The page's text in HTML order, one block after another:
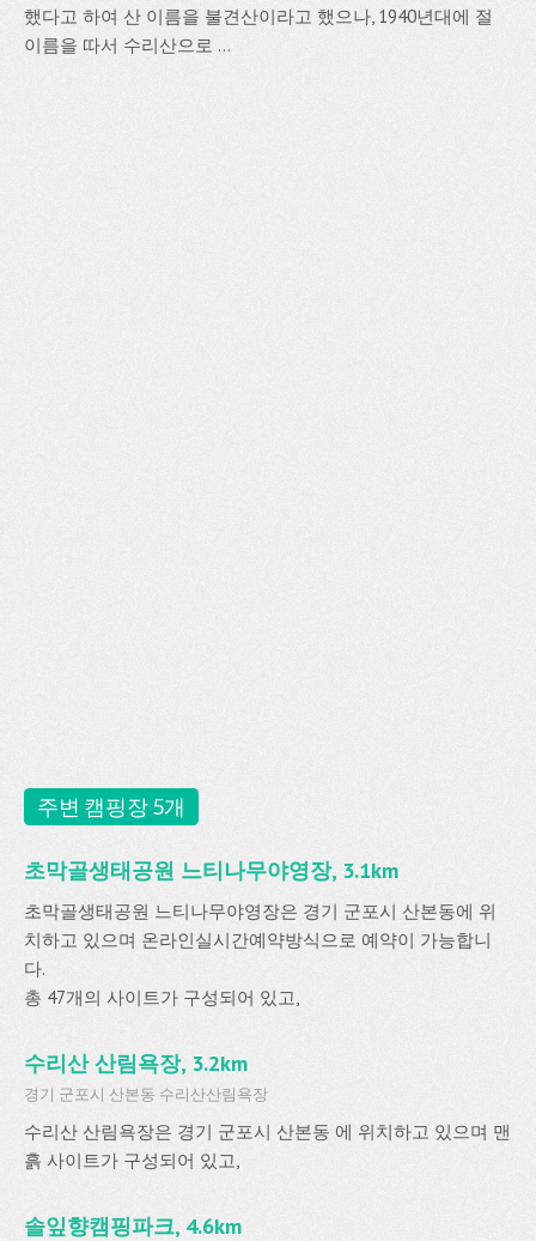
했다고 하여 산 이름을 불견산이라고 했으나, 1940년대에 절
이름을 따서 수리산으로 ...
주변 캠핑장 5개
초막골생태공원 느티나무야영장, 3.1km
초막골생태공원 느티나무야영장은 경기 군포시 산본동에 위
치하고 있으며 온라인실시간예약방식으로 예약이 가능합니
다.
총 47개의 사이트가 구성되어 있고,
수리산 산림욕장, 3.2km
경기 군포시 산본동 수리산산림욕장
수리산 산림욕장은 경기 군포시 산본동 에 위치하고 있으며 맨
흙 사이트가 구성되어 있고,
솔잎향캠핑파크, 4.6km